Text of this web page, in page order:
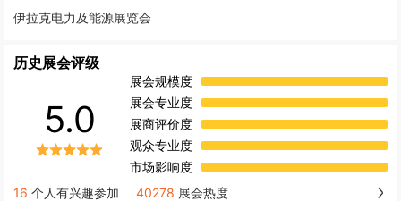
伊拉克电力及能源展览会
历史展会评级
5.0
展会规模度
展会专业度
展商评价度
观众专业度
市场影响度
16 个人有兴趣参加 40278 展会热度